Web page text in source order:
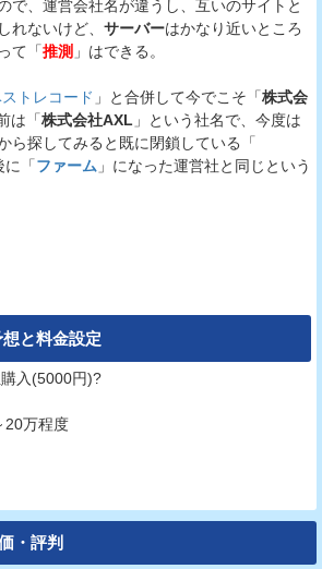
で、運営会社名が違うし、互いのサイトと
れないけど、 サーバーはかなり近いところ
て「推測 」はできる。
トレコード 」と合併して今でこそ「株式会
は「株式会社AXL 」という社名で、今度は
ら探してみると既に閉鎖している「
に「ファーム 」になった運営社と同じという
想と料金設定
入(5000円)?
20万程度
・評判